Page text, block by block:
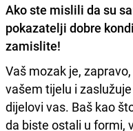
Ako ste mislili da su
pokazatelji dobre
zamislite!
Vaš mozak je,
vašem tijelu i
dijelovi vas. Baš kao
da biste ostali u formi,